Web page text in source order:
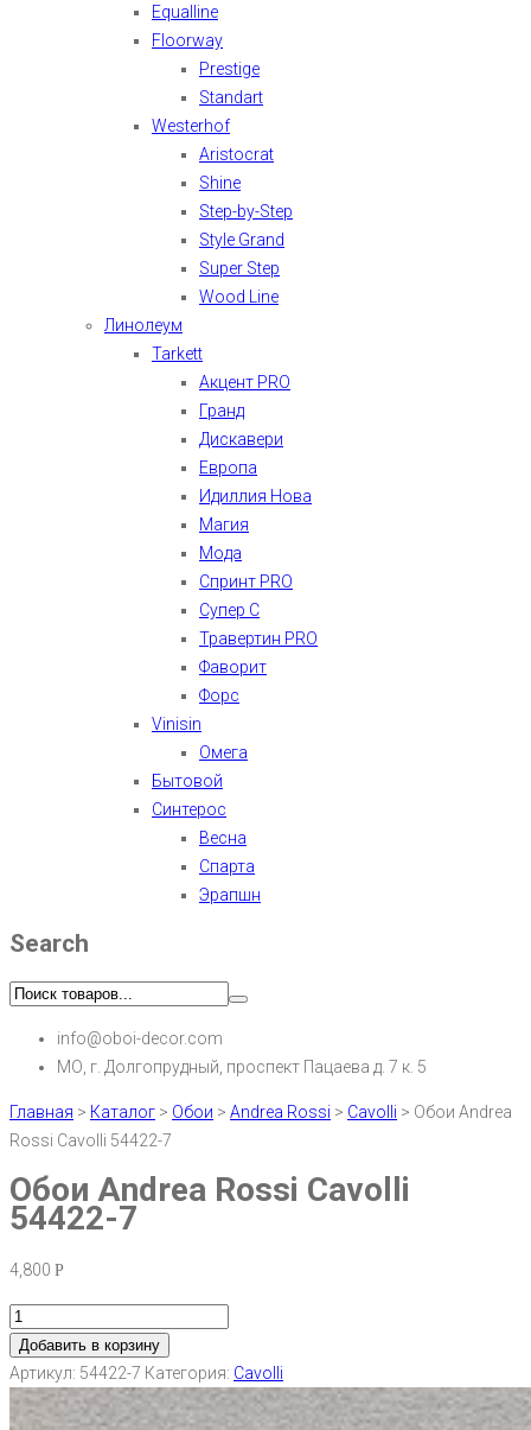
Equalline
Floorway
Prestige
Standart
Westerhof
Aristocrat
Shine
Step-by-Step
Style Grand
Super Step
Wood Line
Линолеум
Tarkett
Акцент PRO
Гранд
Дискавери
Европа
Идиллия Нова
Магия
Мода
Спринт PRO
Супер С
Травертин PRO
Фаворит
Форс
Vinisin
Омега
Бытовой
Синтерос
Весна
Спарта
Эрапшн
Search
info@oboi-decor.com
МО, г. Долгопрудный, проспект Пацаева д. 7 к. 5
Главная > Каталог > Обои > Andrea Rossi > Cavolli > Обои Andrea
Rossi Cavolli 54422-7
Обои Andrea Rossi Cavolli
54422-7
4,800 Р
Добавить в корзину
Артикул: 54422-7 Категория: Cavolli